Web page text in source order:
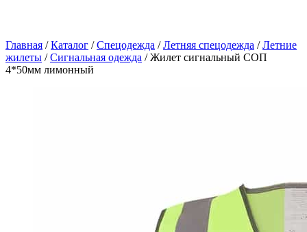
Главная / Каталог / Спецодежда / Летняя спецодежда / Летние
жилеты / Сигнальная одежда / Жилет сигнальный СОП
4*50мм лимонный